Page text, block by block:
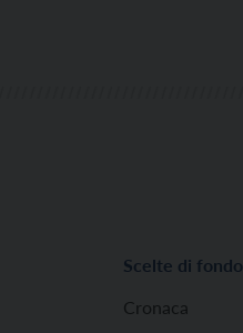
Scelte di fondo
Cronaca